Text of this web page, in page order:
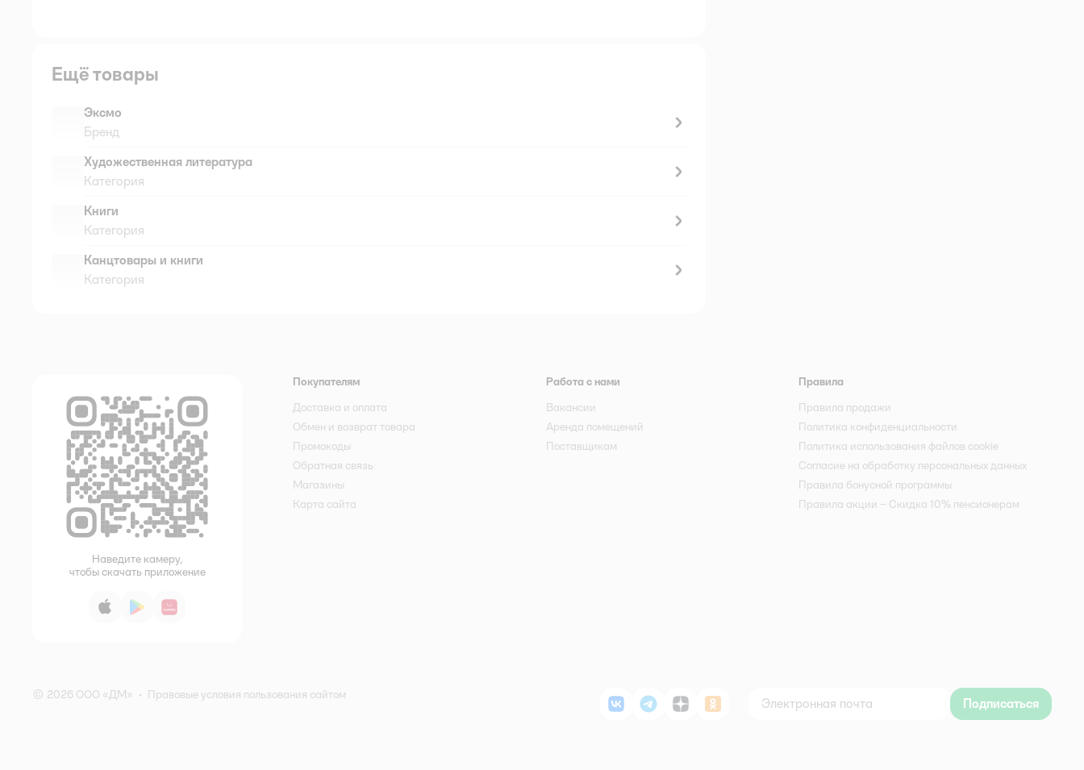
Ещё товары
Эксмо
Бренд
Художественная литература
Категория
Книги
Категория
Канцтовары и книги
Категория
Наведите камеру,
чтобы скачать приложение
App StoreGoogle PlayAppGallery
Покупателям
Доставка и оплата
Обмен и возврат товара
Промокоды
Обратная связь
Магазины
Карта сайта
Работа с нами
Вакансии
Аренда помещений
Поставщикам
Правила
Правила продажи
Политика конфиденциальности
Политика использования файлов cookie
Согласие на обработку персональных данных
Правила бонусной программы
Правила акции – Скидка 10% пенсионерам
© 2026 ООО «ДМ» • Правовые условия пользования сайтом
ВКонтакте
TelegramДзен Одноклассники Подписаться